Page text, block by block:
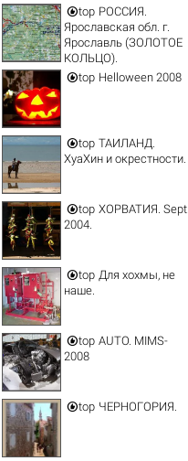
top РОССИЯ.
Ярославская обл. г.
Ярославль (ЗОЛОТОЕ
КОЛЬЦО).
top Helloween 2008
top ТАИЛАНД.
ХуаХин и окрестности.
top ХОРВАТИЯ. Sept.
2004.
top Для хохмы, не
наше.
top AUTO. MIMS-
2008
top ЧЕРНОГОРИЯ.